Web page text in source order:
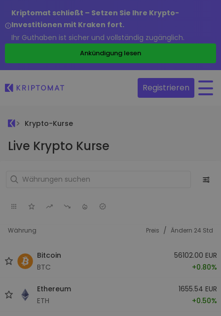
Kriptomat schließt – Setzen Sie Ihre Krypto-
Investitionen mit Kraken fort.
Ihr Guthaben ist sicher und vollständig zugänglich.
Ankündigung lesen
Registrieren
Krypto-Kurse
Live Krypto Kurse
Währung Preis / Ändern 24 Std
Bitcoin
BTC
56102.00 EUR
+0.80%
Ethereum
ETH
1655.54 EUR
+0.50%